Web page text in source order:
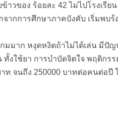
าวของ ร้อยละ 42 ไม่ไปโรงเรี
กการศึกษาภาคบังคับ เริ่มพบร้
มาก หงุดหงิดถ้าไม่ได้เล่น มีปัญ
งใช้ยา การบำบัดจิตใจ พฤติก
จนถึง 250000 บาทต่อคนต่อปี